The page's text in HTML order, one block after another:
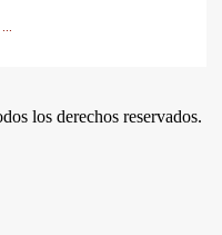
los derechos reservados.